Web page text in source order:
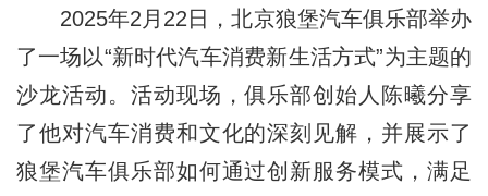
2025年2月22日，北京狼堡汽车俱乐部举办
了一场以“新时代汽车消费新生活方式”为主题的
沙龙活动。活动现场，俱乐部创始人陈曦分享
了他对汽车消费和文化的深刻见解，并展示了
狼堡汽车俱乐部如何通过创新服务模式，满足